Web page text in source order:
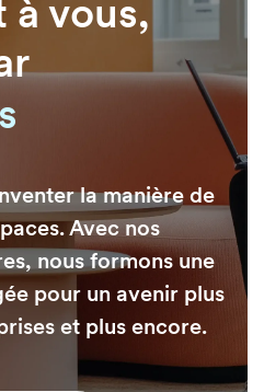
à vous,
la manière de
Avec nos
nous formons une
pour un avenir plus
et plus encore.